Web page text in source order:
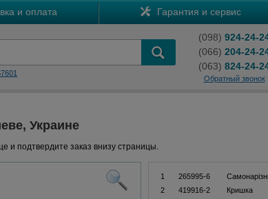
и оплата Гарантия и сервис
(098) 924-24-
(066) 204-24-
(063) 824-24-
Обратный звонок
Украине
и подтвердите заказ внизу страницы.
1 265995-6
2
419916-2 Кришка